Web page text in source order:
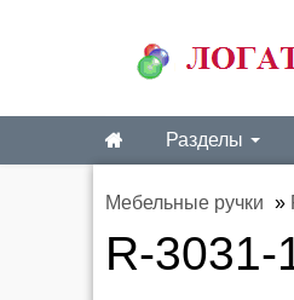
Разделы
Мебельные ручки »
R-3031-